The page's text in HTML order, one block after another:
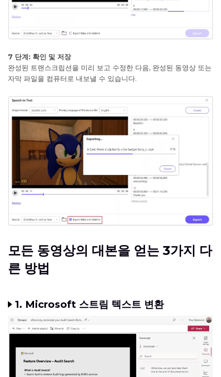
7 단계: 확인 및 저장
완성된 트랜스크립션을 미리 보고 수정한 다음, 완성된 동영상 또는
자막 파일을 컴퓨터로 내보낼 수 있습니다.
모든 동영상의 대본을 얻는 3가지 다
른 방법
1. Microsoft 스트림 텍스트 변환